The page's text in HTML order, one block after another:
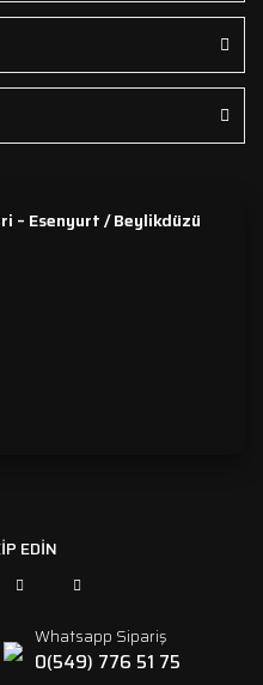
– Esenyurt / Beylikdüzü
EDİN
Whatsapp Sipariş
0(549) 776 51 75